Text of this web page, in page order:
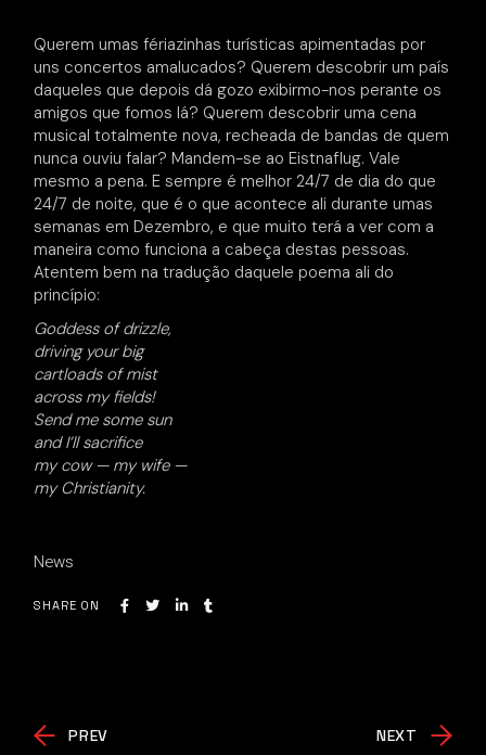
Querem umas fériazinhas turísticas apimentadas por
uns concertos amalucados? Querem descobrir um país
daqueles que depois dá gozo exibirmo-nos perante os
amigos que fomos lá? Querem descobrir uma cena
musical totalmente nova, recheada de bandas de quem
nunca ouviu falar? Mandem-se ao Eistnaflug. Vale
mesmo a pena. E sempre é melhor 24/7 de dia do que
24/7 de noite, que é o que acontece ali durante umas
semanas em Dezembro, e que muito terá a ver com a
maneira como funciona a cabeça destas pessoas.
Atentem bem na tradução daquele poema ali do
princípio:
Goddess of drizzle,
driving your big
cartloads of mist
across my fields!
Send me some sun
and I’ll sacrifice
my cow — my wife —
my Christianity.
News
SHARE ON
PREV NEXT